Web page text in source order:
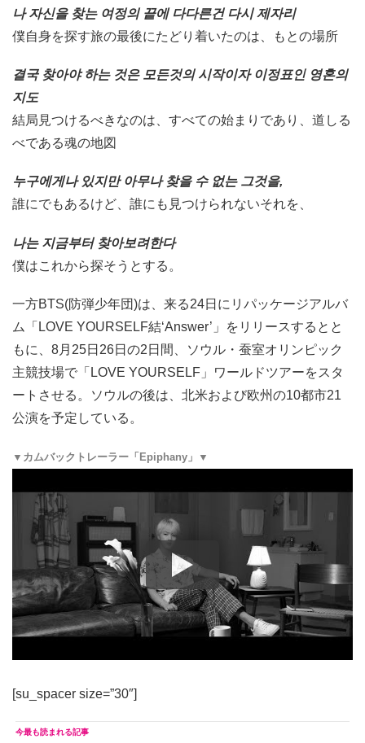
나 자신을 찾는 여정의 끝에 다다른건 다시 제자리
僕自身を探す旅の最後にたどり着いたのは、もとの場所
결국 찾아야 하는 것은 모든것의 시작이자 이정표인 영혼의
지도
結局見つけるべきなのは、すべての始まりであり、道しる
べである魂の地図
누구에게나 있지만 아무나 찾을 수 없는 그것을,
誰にでもあるけど、誰にも見つけられないそれを、
나는 지금부터 찾아보려한다
僕はこれから探そうとする。
一方BTS(防弾少年団)は、来る24日にリパッケージアルバ
ム「LOVE YOURSELF結‘Answer’」をリリースするとと
もに、8月25日26日の2日間、ソウル・蚕室オリンピック
主競技場で「LOVE YOURSELF」ワールドツアーをスタ
ートさせる。ソウルの後は、北米および欧州の10都市21
公演を予定している。
▼カムバックトレーラー「Epiphany」▼
[su_spacer size=”30″]